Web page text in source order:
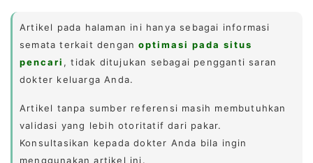
Artikel pada halaman ini hanya sebagai informasi
semata terkait denganoptimasi pada situs
pencari , tidak ditujukan sebagai pengganti saran
dokter keluarga Anda.
Artikel tanpa sumber referensi masih membutuhkan
validasi yang lebih otoritatif dari pakar.
Konsultasikan kepada dokter Anda bila ingin
menggunakan artikel ini.